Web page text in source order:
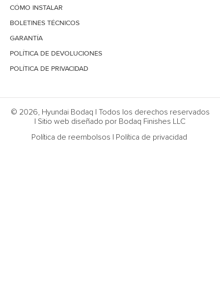
CÓMO INSTALAR
BOLETINES TÉCNICOS
GARANTÍA
POLÍTICA DE DEVOLUCIONES
POLÍTICA DE PRIVACIDAD
© 2026, Hyundai Bodaq | Todos los derechos reservados
| Sitio web diseñado por Bodaq Finishes LLC
Política de reembolsos | Política de privacidad